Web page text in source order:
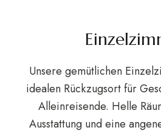
Unsere gemütlichen
idealen Rückzugsort für
Alleinreisende. Helle
Ausstattung und eine